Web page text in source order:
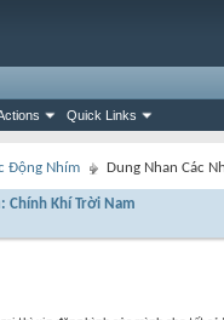
Quick Links
Động Nhím Dung Nhan Các
Chính Khí Trời Nam